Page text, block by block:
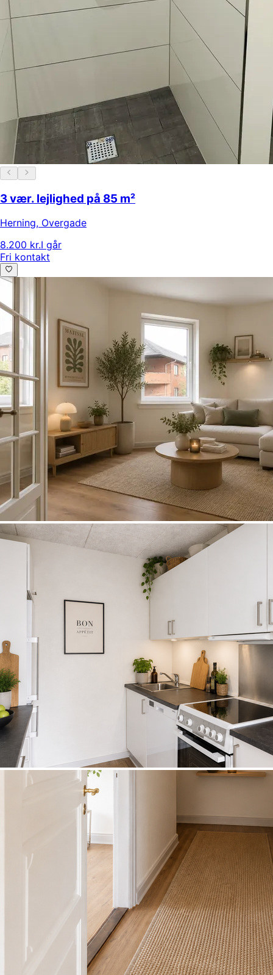
3 vær. lejlighed på 85 m²
Herning, Overgade
8.200 kr.I går
Fri kontakt